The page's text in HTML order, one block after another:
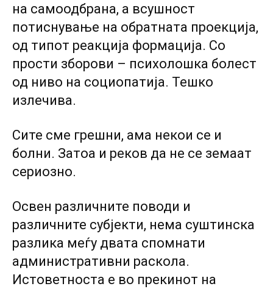
на самоодбрана, а всушност
потиснување на обратната проекција,
од типот реакција формација. Со
прости зборови – психолошка болест
од ниво на социопатија. Тешко
излечива.
Сите сме грешни, ама некои се и
болни. Затоа и реков да не се земаат
сериозно.
Освен различните поводи и
различните субјекти, нема суштинска
разлика меѓу двата спомнати
административни раскола.
Истоветноста е во прекинот на